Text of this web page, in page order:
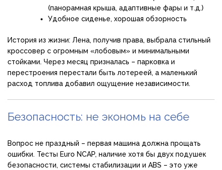
(панорамная крыша, адаптивные фары и т.д.)
Удобное сиденье, хорошая обзорность
История из жизни: Лена, получив права, выбрала стильный
кроссовер с огромным «лобовым» и минимальными
стойками. Через месяц призналась – парковка и
перестроения перестали быть лотереей, а маленький
расход топлива добавил ощущение независимости.
Безопасность: не экономь на себе
Вопрос не праздный – первая машина должна прощать
ошибки. Тесты Euro NCAP, наличие хотя бы двух подушек
безопасности, системы стабилизации и ABS – это уже